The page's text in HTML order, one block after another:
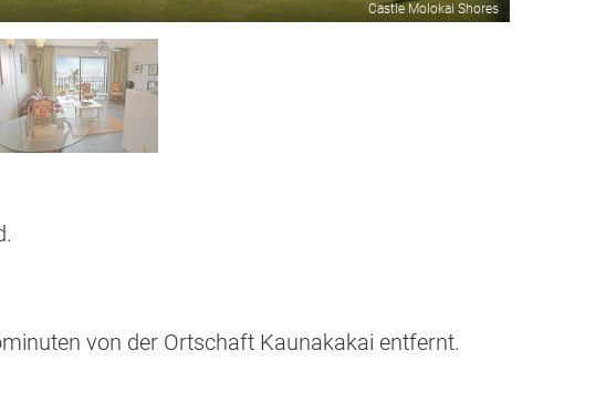
Castle Molokai Shores
von der Ortschaft Kaunakakai entfernt.